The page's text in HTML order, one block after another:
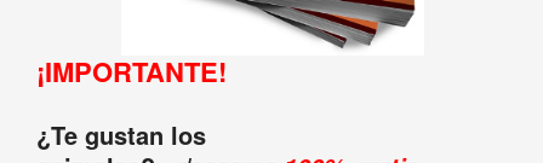
¡IMPORTANTE!
¿Te gustan los